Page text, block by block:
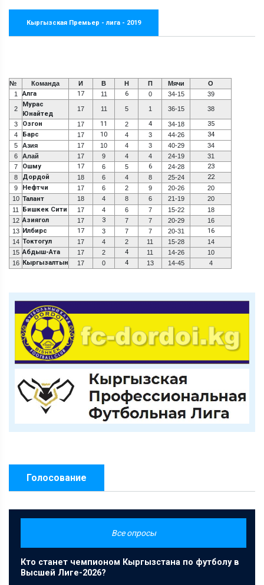
Кыргызская Премьер - лига - 2019
№ Команда И В Н П Мячи
О
1
Алга 17 11 6 0 34-15 39
2
Мурас
Юнайтед
17 11 5 1 36-15 38
3 Озгон 17 11 2 4 34-18 35
4 Барс 17 10 4 3 44-26 34
5 Азия 17 10 4 3 40-29
34
6
Алай 17 9 4 4 24-19
31
7
Ошму 17 6 5 6 24-28 23
8 Дордой 18 6 4 8 25-24 22
9 Нефтчи 17 6 2 9 20-26
20
10 Талант 18 4 8 6 21-19
20
11
Бишкек Сити 17 4 6 7 15-22
18
12 Азиягол 17 3 7 7 20-29
16
13 Илбирс 17 3 7 7 20-31 16
14 Токтогул 17 4 2 11 15-28
14
15 Абдыш-Ата 17 2 4 11 14-26
10
16 Кыргызалтын 17 0 4 13 14-45 4
Голосование
Все опросы
Кто станет чемпионом Кыргызстана по футболу в
Высшей Лиге-2026?